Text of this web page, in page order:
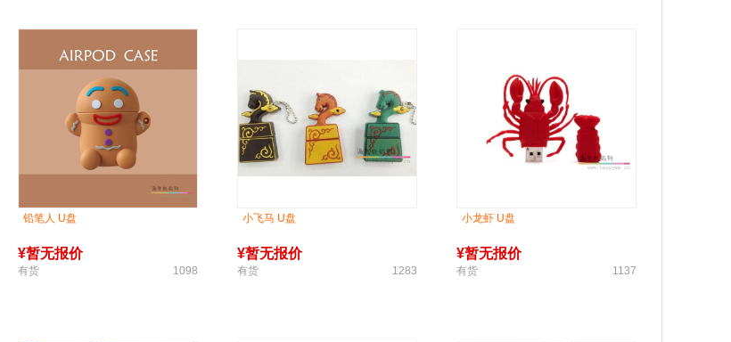
铅笔人 U盘
¥暂无报价
有货 1098
小飞马 U盘
¥暂无报价
有货 1283
小龙虾 U盘
¥暂无报价
有货 1137